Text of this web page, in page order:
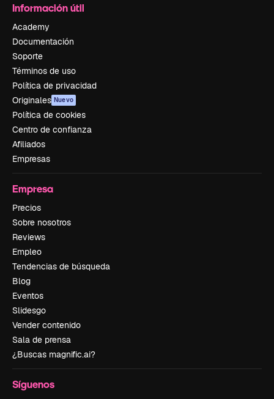
Información útil
Academy
Documentación
Soporte
Términos de uso
Política de privacidad
Originales Nuevo
Política de cookies
Centro de confianza
Afiliados
Empresas
Empresa
Precios
Sobre nosotros
Reviews
Empleo
Tendencias de búsqueda
Blog
Eventos
Slidesgo
Vender contenido
Sala de prensa
¿Buscas magnific.ai?
Síguenos